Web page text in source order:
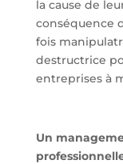
la cause de
conséquence
fois
destructrice
entreprises à
Un